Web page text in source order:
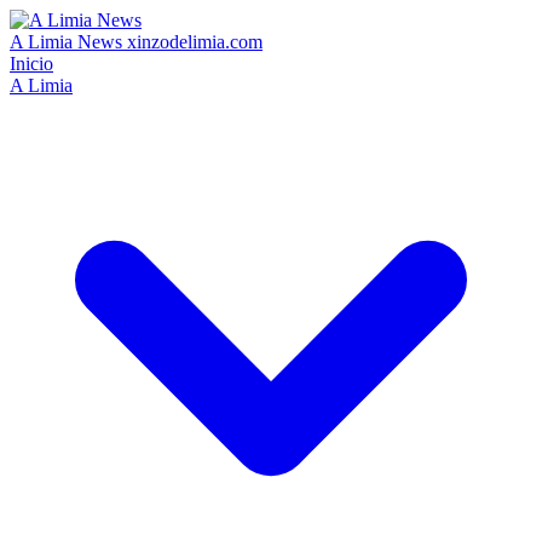
A Limia News xinzodelimia.com
Inicio
A Limia